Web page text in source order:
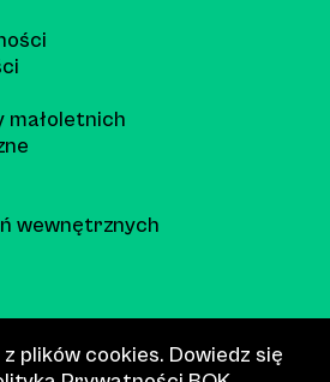
wewnętrznych
plików cookies. Dowiedz się